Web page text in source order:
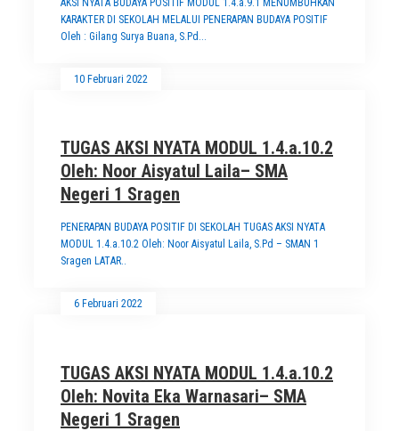
KARAKTER DI SEKOLAH MELALUI PENERAPAN BUDAYA POSITIF
Oleh : Gilang Surya Buana, S.Pd...
10 Februari 2022
TUGAS AKSI NYATA MODUL 1.4.a.10.2
Oleh: Noor Aisyatul Laila– SMA
Negeri 1 Sragen
PENERAPAN BUDAYA POSITIF DI SEKOLAH TUGAS AKSI NYATA
MODUL 1.4.a.10.2 Oleh: Noor Aisyatul Laila, S.Pd – SMAN 1
Sragen LATAR..
6 Februari 2022
TUGAS AKSI NYATA MODUL 1.4.a.10.2
Oleh: Novita Eka Warnasari– SMA
Negeri 1 Sragen